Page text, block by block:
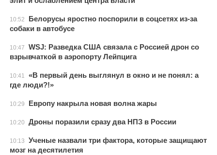
10:52
Белорусы яростно поспорили в соцсетях из-за
собаки в автобусе
10:47
WSJ: Разведка США связала с Россией дрон со
взрывчаткой в аэропорту Лейпцига
10:41
«В первый день выглянул в окно и не понял: а
где люди?!»
10:29 Европу накрыла новая волна жары
10:20 Дроны поразили сразу два НПЗ в России
10:13
Ученые назвали три фактора, которые защищают
мозг на десятилетия